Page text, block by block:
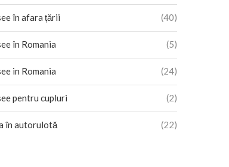
în afara țării (40)
în Romania (5)
in Romania (24)
pentru cupluri (2)
în autorulotă (22)